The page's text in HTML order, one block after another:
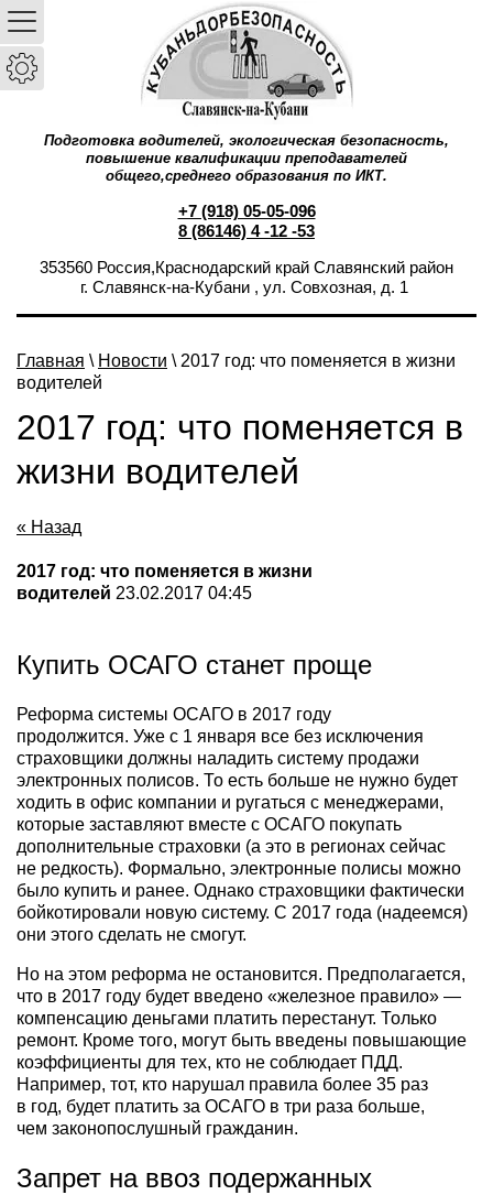
Подготовка водителей, экологическая безопасность,
повышение квалификации преподавателей
общего,среднего образования по ИКТ.
+7 (918) 05-05-096
8 (86146) 4 -12 -53
353560 Россия,Краснодарский край Славянский район
г. Славянск-на-Кубани , ул. Совхозная, д. 1
Главная \ Новости \ 2017 год: что поменяется в жизни
водителей
2017 год: что поменяется в
жизни водителей
« Назад
2017 год: что поменяется в жизни
водителей 23.02.2017 04:45
Купить ОСАГО станет проще
Реформа системы ОСАГО в 2017 году
продолжится. Уже с 1 января все без исключения
страховщики должны наладить систему продажи
электронных полисов. То есть больше не нужно будет
ходить в офис компании и ругаться с менеджерами,
которые заставляют вместе с ОСАГО покупать
дополнительные страховки (а это в регионах сейчас
не редкость). Формально, электронные полисы можно
было купить и ранее. Однако страховщики фактически
бойкотировали новую систему. С 2017 года (надеемся)
они этого сделать не смогут.
Но на этом реформа не остановится. Предполагается,
что в 2017 году будет введено «железное правило» —
компенсацию деньгами платить перестанут. Только
ремонт. Кроме того, могут быть введены повышающие
коэффициенты для тех, кто не соблюдает ПДД.
Например, тот, кто нарушал правила более 35 раз
в год, будет платить за ОСАГО в три раза больше,
чем законопослушный гражданин.
Запрет на ввоз подержанных